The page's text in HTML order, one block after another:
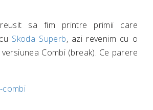
sa fim printre primii care
Skoda Superb, azi revenim cu o
Combi (break). Ce parere